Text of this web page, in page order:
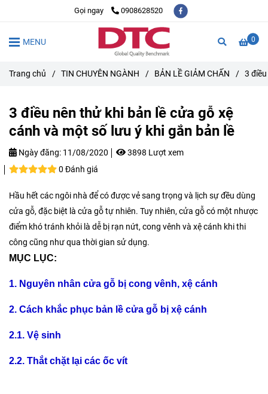
Gọi ngay 0908628520
0
MENU
Trang chủ / TIN CHUYÊN NGÀNH / BẢN LỀ GIẢM CHẤN / 3
3 điều nên thử khi bản lề cửa gỗ xệ
cánh và một số lưu ý khi gắn bản lề
Ngày đăng: 11/08/2020
3898 Lượt xem
0 Đánh giá
Hầu hết các ngôi nhà để có được vẻ sang trọng và lịch sự đều dùng
cửa gỗ, đặc biệt là cửa gỗ tự nhiên. Tuy nhiên, cửa gỗ có một nhược
điểm khó tránh khỏi là dễ bị rạn nứt, cong vênh và xệ cánh khi thi
công cũng như qua thời gian sử dụng.
MỤC LỤC:
1. Nguyên nhân cửa gỗ bị cong vênh, xệ cánh
2. Cách khắc phục bản lề cửa gỗ bị xệ cánh
2.1. Vệ sinh
2.2. Thắt chặt lại các ốc vít